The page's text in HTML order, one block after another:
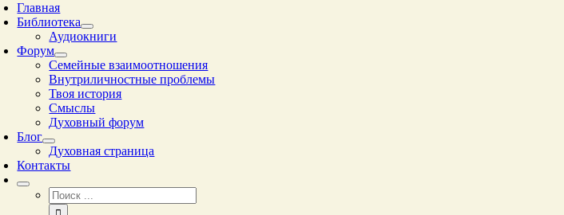
Главная
Библиотека
Аудиокниги
Форум
Семейные взаимоотношения
Внутриличностные проблемы
Твоя история
Смыслы
Духовный форум
Блог
Духовная страница
Контакты
Результат
поиска: